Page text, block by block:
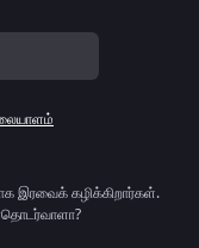
இரவைக் கழிக்கிறார்கள்.